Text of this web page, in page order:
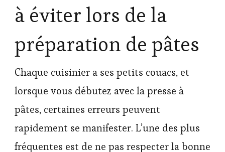
à éviter lors de la
préparation de pâtes
Chaque cuisinier a ses petits couacs, et
lorsque vous débutez avec la presse à
pâtes, certaines erreurs peuvent
rapidement se manifester. L’une des plus
fréquentes est de ne pas respecter la bonne